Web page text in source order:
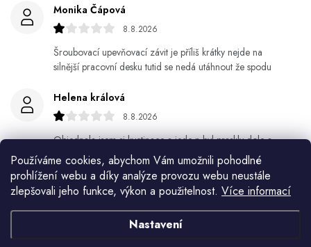
Používáme cookies, abychom Vám umožnili pohodlné
prohlížení webu a díky analýze provozu webu neustále
zlepšovali jeho funkce, výkon a použitelnost. Více informací
Nastavení
Monika Čápová
8.8.2026
Šroubovací upevňovací závit je příliš krátky nejde na
silnější pracovní desku tutid se nedá utáhnout že spodu
Helena králová
8.8.2026
Objednala jsem si kvetinace a jede n byl praskly dole a
kdyz jsem napsala jak to budem resit tak zadna odpoved
Jiří Jícha